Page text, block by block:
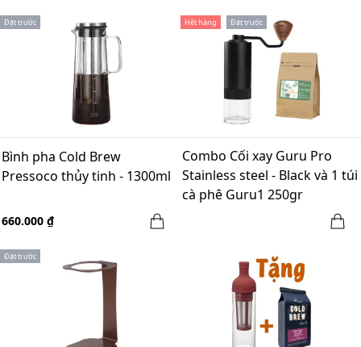
Đặt trước
Bình pha Cold Brew
Pressoco thủy tinh - 1300ml
660.000 ₫
Hết hàng Đặt trước
Combo Cối xay Guru Pro
Stainless steel - Black và 1 túi
cà phê Guru1 250gr
Đặt trước